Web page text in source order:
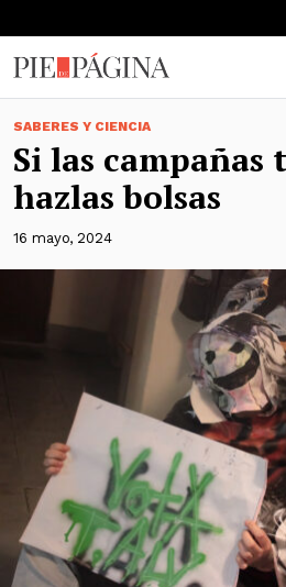
SABERES Y CIENCIA
Si las campañas
hazlas bolsas
16 mayo, 2024